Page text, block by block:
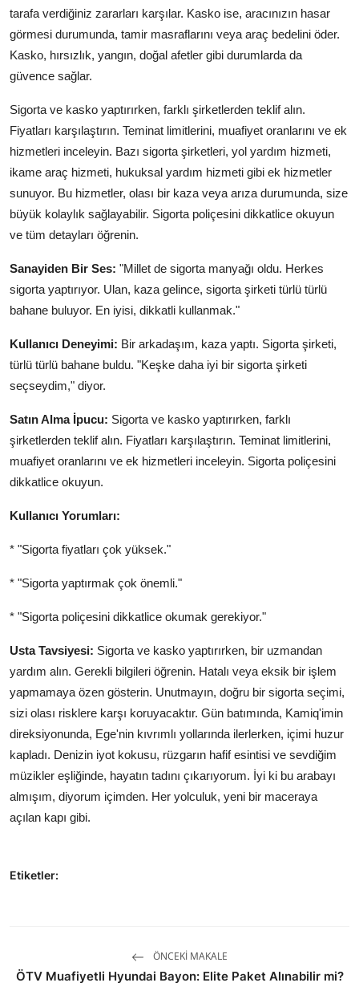
tarafa verdiğiniz zararları karşılar. Kasko ise, aracınızın hasar
görmesi durumunda, tamir masraflarını veya araç bedelini öder.
Kasko, hırsızlık, yangın, doğal afetler gibi durumlarda da
güvence sağlar.
Sigorta ve kasko yaptırırken, farklı şirketlerden teklif alın.
Fiyatları karşılaştırın. Teminat limitlerini, muafiyet oranlarını ve ek
hizmetleri inceleyin. Bazı sigorta şirketleri, yol yardım hizmeti,
ikame araç hizmeti, hukuksal yardım hizmeti gibi ek hizmetler
sunuyor. Bu hizmetler, olası bir kaza veya arıza durumunda, size
büyük kolaylık sağlayabilir. Sigorta poliçesini dikkatlice okuyun
ve tüm detayları öğrenin.
Sanayiden Bir Ses: "Millet de sigorta manyağı oldu. Herkes
sigorta yaptırıyor. Ulan, kaza gelince, sigorta şirketi türlü türlü
bahane buluyor. En iyisi, dikkatli kullanmak."
Kullanıcı Deneyimi: Bir arkadaşım, kaza yaptı. Sigorta şirketi,
türlü türlü bahane buldu. "Keşke daha iyi bir sigorta şirketi
seçseydim," diyor.
Satın Alma İpucu: Sigorta ve kasko yaptırırken, farklı
şirketlerden teklif alın. Fiyatları karşılaştırın. Teminat limitlerini,
muafiyet oranlarını ve ek hizmetleri inceleyin. Sigorta poliçesini
dikkatlice okuyun.
Kullanıcı Yorumları:
* "Sigorta fiyatları çok yüksek."
* "Sigorta yaptırmak çok önemli."
* "Sigorta poliçesini dikkatlice okumak gerekiyor."
Usta Tavsiyesi: Sigorta ve kasko yaptırırken, bir uzmandan
yardım alın. Gerekli bilgileri öğrenin. Hatalı veya eksik bir işlem
yapmamaya özen gösterin. Unutmayın, doğru bir sigorta seçimi,
sizi olası risklere karşı koruyacaktır. Gün batımında, Kamiq'imin
direksiyonunda, Ege'nin kıvrımlı yollarında ilerlerken, içimi huzur
kapladı. Denizin iyot kokusu, rüzgarın hafif esintisi ve sevdiğim
müzikler eşliğinde, hayatın tadını çıkarıyorum. İyi ki bu arabayı
almışım, diyorum içimden. Her yolculuk, yeni bir maceraya
açılan kapı gibi.
Etiketler:
ÖNCEKI MAKALE
ÖTV Muafiyetli Hyundai Bayon: Elite Paket Alınabilir mi?